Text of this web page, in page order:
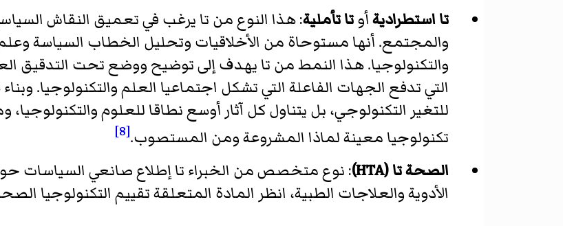
تا استطراديةأوتا تأملية: هذا النوع من تا يرغب في تعميق النقاش
والمجتمع. أنها مستوحاة من الأخلاقيات وتحليل الخطاب السياسة
والتكنولوجيا. هذا النمط من تا يهدف إلى توضيح ووضع تحت التدقيق
التي تدفع الجهات الفاعلة التي تشكل اجتماعيا العلم والتكنولوجيا. وبناء
للتغير التكنولوجي، بل يتناول كل آثار أوسع نطاقا للعلوم
تكنولوجيا معينة لماذا المشروعة ومن المستصوب.[8]
الصحة تا (HTA)
: نوع متخصص من الخبراء تا إطلاع صانعي السياسات حول
الأدوية والعلاجات الطبية، انظر المادة المتعلقة تقييم التكنولوجيا